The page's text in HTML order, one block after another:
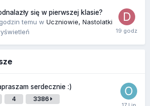
się w pierwszej klasie?
temu w Uczniowie, Nastolatki
serdecznie :)
4 3386